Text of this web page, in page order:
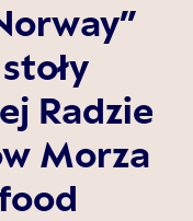
Radzie
Morza